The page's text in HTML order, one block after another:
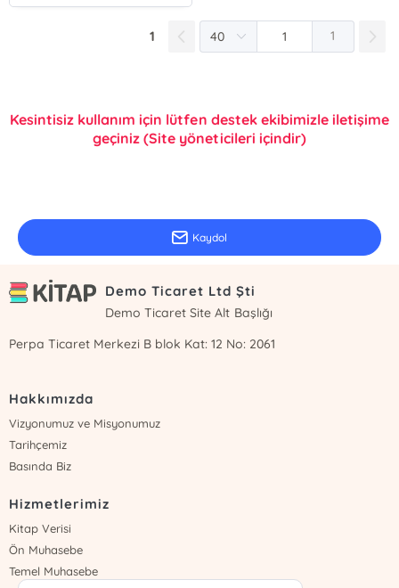
1 1
Kesintisiz kullanım için lütfen destek ekibimizle iletişime
geçiniz (Site yöneticileri içindir)
Kaydol
Demo Ticaret Ltd Şti
Demo Ticaret Site Alt Başlığı
Perpa Ticaret Merkezi B blok Kat: 12 No: 2061
Hakkımızda
Vizyonumuz ve Misyonumuz
Tarihçemiz
Basında Biz
Hizmetlerimiz
Kitap Verisi
Ön Muhasebe
Temel Muhasebe